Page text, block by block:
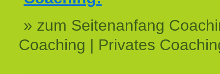
» zum Seitenanfang
Coaching | Privates